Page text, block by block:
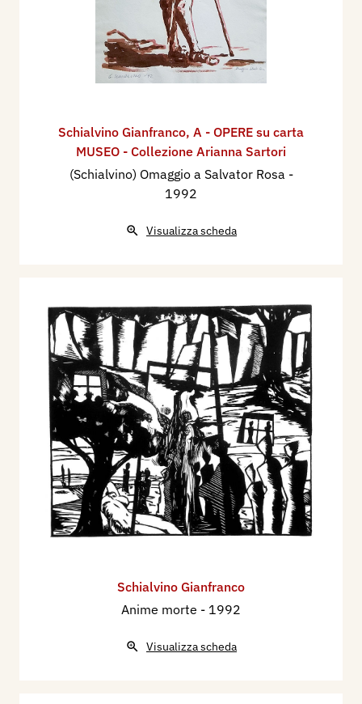
Schialvino ​Gianfranco, A - OPERE su carta
MUSEO - Collezione Arianna Sartori
(Schialvino) Omaggio a Salvator Rosa -
1992
Visualizza scheda
Schialvino ​Gianfranco
Anime morte - 1992
Visualizza scheda